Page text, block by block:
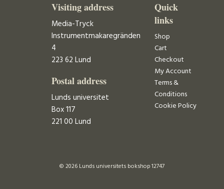
Visiting address
Media-Tryck
Instrumentmakaregränden
4
223 62 Lund
Postal address
Lunds universitet
Box 117
221 00 Lund
Quick
links
Shop
Cart
Checkout
My Account
Terms &
Conditions
Cookie Policy
© 2026 Lunds universitets bokshop 12747